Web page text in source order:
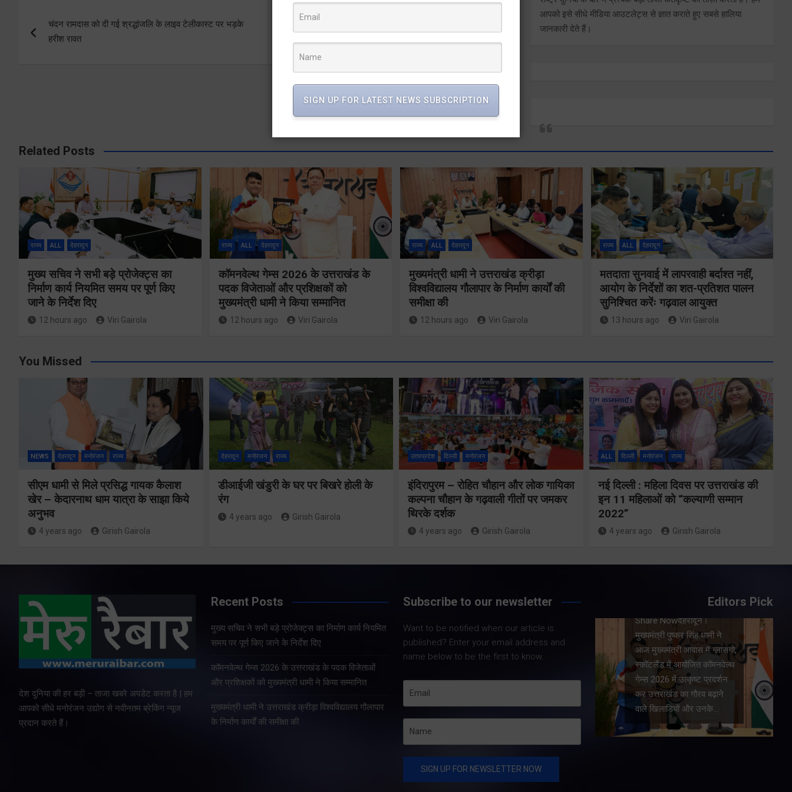
navigation
चंदन रामदास को दी गई श्रद्धांजलि के लाइव टेलीकास्ट पर भड़के
हरीश रावत
आपको इसे सीधे मीडिया आउटलेट्स से ज्ञात कराते हुए सबसे हालिया
जानकारी देते हैं।
Related Posts
राज्य ALL देहरादून
मुख्य सचिव ने सभी बड़े प्रोजेक्ट्स का
निर्माण कार्य नियमित समय पर पूर्ण किए
जाने के निर्देश दिए
12 hours ago Viri Gairola
राज्य ALL देहरादून
कॉमनवेल्थ गेम्स 2026 के उत्तराखंड के
पदक विजेताओं और प्रशिक्षकों को
मुख्यमंत्री धामी ने किया सम्मानित
12 hours ago Viri Gairola
राज्य ALL देहरादून
मुख्यमंत्री धामी ने उत्तराखंड क्रीड़ा
विश्वविद्यालय गौलापार के निर्माण कार्यों की
समीक्षा की
12 hours ago Viri Gairola
राज्य ALL देहरादून
मतदाता सुनवाई में लापरवाही बर्दाश्त नहीं,
आयोग के निर्देशों का शत-प्रतिशत पालन
सुनिश्चित करेंः गढ़वाल आयुक्त
13 hours ago Viri Gairola
You Missed
NEWS देहरादून मनोरंजन राज्य
सीएम धामी से मिले प्रसिद्ध गायक कैलाश
खेर – केदारनाथ धाम यात्रा के साझा किये
अनुभव
4 years ago Girish Gairola
देहरादून मनोरंजन राज्य
डीआईजी खंडुरी के घर पर बिखरे होली के
रंग
4 years ago Girish Gairola
उत्तरप्रदेश दिल्ली मनोरंजन
इंदिरापुरम – रोहित चौहान और लोक गायिका
कल्पना चौहान के गढ़वाली गीतों पर जमकर
थिरके दर्शक
4 years ago Girish Gairola
ALL दिल्ली मनोरंजन राज्य
नई दिल्ली : महिला दिवस पर उत्तराखंड की
इन 11 महिलाओं को “कल्याणी सम्मान
2022”
4 years ago Girish Gairola
देश दुनिया की हर बड़ी – ताजा खबरे अपडेट करता है | हम
आपको सीधे मनोरंजन उद्योग से नवीनतम ब्रेकिंग न्यूज
प्रदान करते हैं।
Recent Posts
मुख्य सचिव ने सभी बड़े प्रोजेक्ट्स का निर्माण कार्य नियमित
समय पर पूर्ण किए जाने के निर्देश दिए
कॉमनवेल्थ गेम्स 2026 के उत्तराखंड के पदक विजेताओं
और प्रशिक्षकों को मुख्यमंत्री धामी ने किया सम्मानित
मुख्यमंत्री धामी ने उत्तराखंड क्रीड़ा विश्वविद्यालय गौलापार
के निर्माण कार्यों की समीक्षा की
Subscribe to our newsletter
Want to be notified when our article is
published? Enter your email address and
name below to be the first to know.
Editors Pick
मतदाता सुनवाई में
लापरवाही बर्दाश्त
नहीं, आयोग के
निर्देशों का शत-
प्रतिशत पालन
गढ़वाल आयुक्त
Share Nowदेहरादून। भारत
निर्वाचन आयोग एवं मुख्य निर्वाचन
अधिकारी, उत्तराखण्ड के निर्देशों
के अनुपालन में विशेष गहन
पुनरीक्षण अभियान के तहत
आनंद स्वरूप ने शुक्रवार…
मुख्य सचिव ने
सभी बड़े
प्रोजेक्ट्स का
निर्माण कार्य
नियमित समय पर
पूर्ण किए जाने के
Share Nowदेहरादून। मुख्य
सचिव आनन्द बर्द्धन ने शुक्रवार
को सचिवालय में प्रदेश के मेगा
प्रोजेक्ट्स की समीक्षा की। मुख्य
प्रोजेक्ट्स का निर्माण कार्य…
कॉमनवेल्थ गेम्स
2026 के
उत्तराखंड के
पदक विजेताओं
और प्रशिक्षकों को
मुख्यमंत्री धामी ने
किया सम्मानित
Share Nowदेहरादून।
मुख्यमंत्री पुष्कर सिंह धामी ने
आज मुख्यमंत्री आवास में ग्लासगो,
स्कॉटलैंड में आयोजित कॉमनवेल्थ
गेम्स 2026 में उत्कृष्ट प्रदर्शन
कर उत्तराखंड का गौरव बढ़ाने
वाले खिलाड़ियों और उनके…
SIGN UP FOR LATEST NEWS SUBSCRIPTION